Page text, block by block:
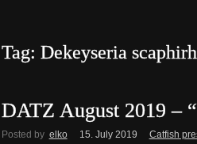
Tag: Dekeyseria
DATZ August 2019 –
Posted by elko 15. July 2019 Catfish